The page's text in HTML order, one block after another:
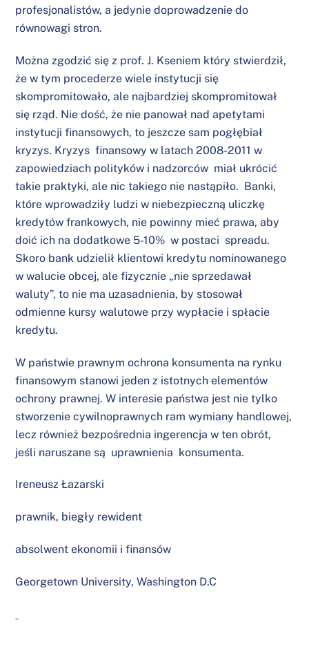
profesjonalistów, a jedynie doprowadzenie do
równowagi stron.
Można zgodzić się z prof. J. Kseniem który stwierdził,
że w tym procederze wiele instytucji się
skompromitowało, ale najbardziej skompromitował
się rząd. Nie dość, że nie panował nad apetytami
instytucji finansowych, to jeszcze sam pogłębiał
kryzys. Kryzys finansowy w latach 2008-2011 w
zapowiedziach polityków i nadzorców miał ukrócić
takie praktyki, ale nic takiego nie nastąpiło. Banki,
które wprowadziły ludzi w niebezpieczną uliczkę
kredytów frankowych, nie powinny mieć prawa, aby
doić ich na dodatkowe 5-10% w postaci spreadu.
Skoro bank udzielił klientowi kredytu nominowanego
w walucie obcej, ale fizycznie „nie sprzedawał
waluty”, to nie ma uzasadnienia, by stosował
odmienne kursy walutowe przy wypłacie i spłacie
kredytu.
W państwie prawnym ochrona konsumenta na rynku
finansowym stanowi jeden z istotnych elementów
ochrony prawnej. W interesie państwa jest nie tylko
stworzenie cywilnoprawnych ram wymiany handlowej,
lecz również bezpośrednia ingerencja w ten obrót,
jeśli naruszane są uprawnienia konsumenta.
Ireneusz Łazarski
prawnik, biegły rewident
absolwent ekonomii i finansów
Georgetown University, Washington D.C